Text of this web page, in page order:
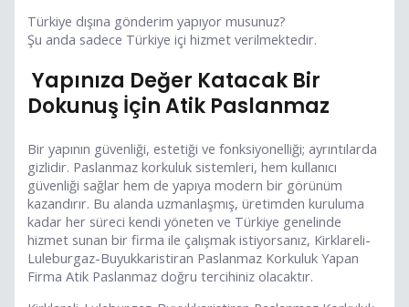
Türkiye dışına gönderim yapıyor musunuz?
Şu anda sadece Türkiye içi hizmet verilmektedir.
Yapınıza Değer Katacak Bir
Dokunuş İçin Atik Paslanmaz
Bir yapının güvenliği, estetiği ve fonksiyonelliği; ayrıntılarda
gizlidir. Paslanmaz korkuluk sistemleri, hem kullanıcı
güvenliği sağlar hem de yapıya modern bir görünüm
kazandırır. Bu alanda uzmanlaşmış, üretimden kuruluma
kadar her süreci kendi yöneten ve Türkiye genelinde
hizmet sunan bir firma ile çalışmak istiyorsanız, Kirklareli-
Luleburgaz-Buyukkaristiran Paslanmaz Korkuluk Yapan
Firma Atik Paslanmaz doğru tercihiniz olacaktır.